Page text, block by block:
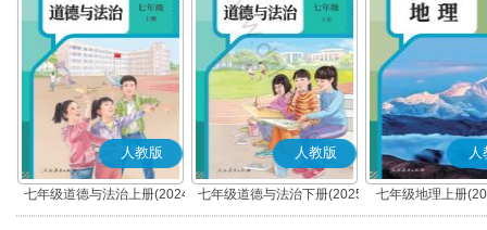
人教版
七年级道德与法治上册(2024
秋版)(部编版)
人教版
七年级道德与法治下册(2025
春版)(部编版)
人
七年级地理上册